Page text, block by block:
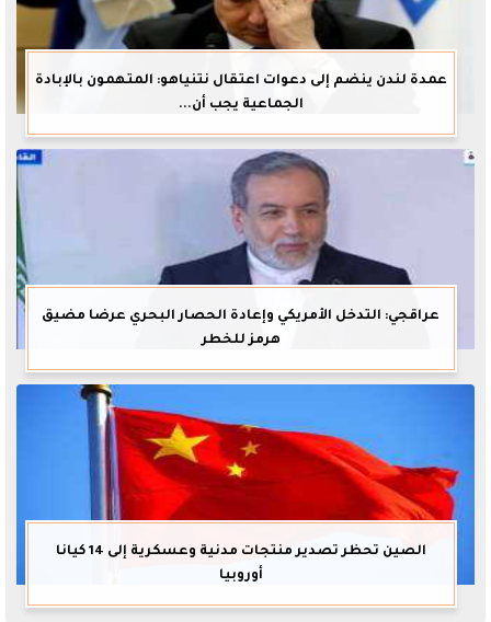
عمدة لندن ينضم إلى دعوات اعتقال نتنياهو: المتهمون بالإبادة
الجماعية يجب أن...
عراقجي: التدخل الأمريكي وإعادة الحصار البحري عرضا مضيق
هرمز للخطر
الصين تحظر تصدير منتجات مدنية وعسكرية إلى 14 كيانا
أوروبيا